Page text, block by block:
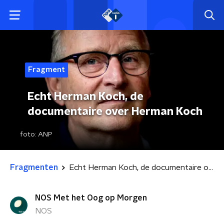
Fragment
Echt Herman Koch, de
documentaire over Herman Koch
foto: ANP
Fragmenten Echt Herman Koch, de documentaire over Herman Koch
NOS Met het Oog op Morgen
NOS